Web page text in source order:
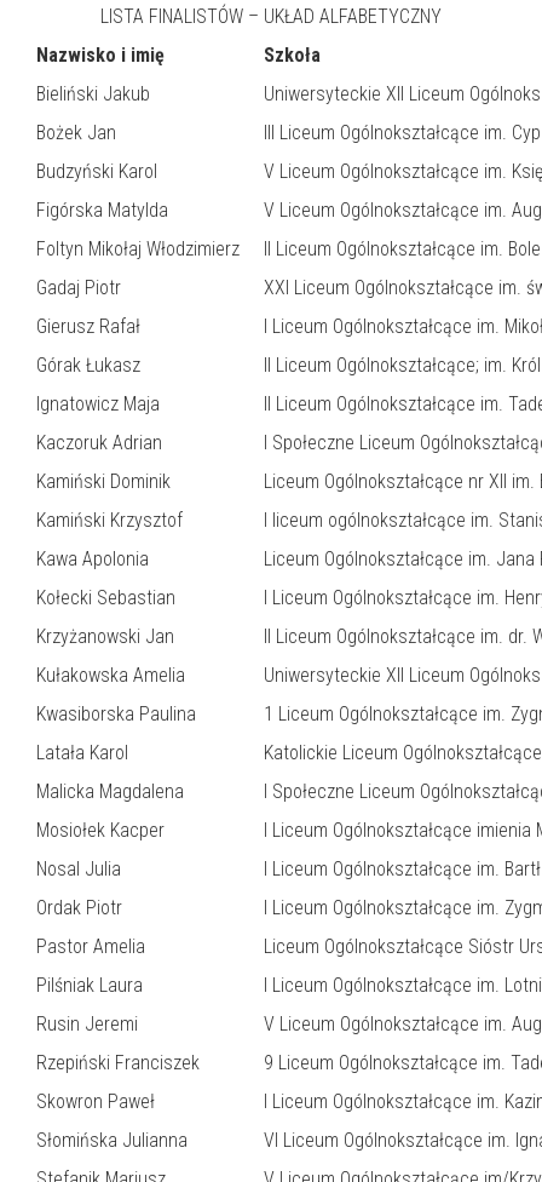
LISTA FINALISTÓW – UKŁAD ALFABETYCZNY
Nazwisko i imię
Szkoła
Bieliński Jakub
Uniwersyteckie XII Liceum
Bożek Jan
III Liceum Ogólnokształcące im.
Budzyński Karol
V Liceum Ogólnokształcące im.
Figórska Matylda
V Liceum Ogólnokształcące im.
Foltyn Mikołaj Włodzimierz
II Liceum Ogólnokształcące im.
Gadaj Piotr
XXI Liceum Ogólnokształcące im.
Gierusz Rafał
I Liceum Ogólnokształcące im.
Górak Łukasz
II Liceum Ogólnokształcące; im.
Ignatowicz Maja
II Liceum Ogólnokształcące im.
Kaczoruk Adrian
I Społeczne Liceum
Kamiński Dominik
Liceum Ogólnokształcące nr XII
Kamiński Krzysztof
I liceum ogólnokształcące im.
Kawa Apolonia
Liceum Ogólnokształcące im.
Kołecki Sebastian
I Liceum Ogólnokształcące im.
Krzyżanowski Jan
II Liceum Ogólnokształcące im. dr.
Kułakowska Amelia
Uniwersyteckie XII Liceum
Kwasiborska Paulina
1 Liceum Ogólnokształcące im.
Latała Karol
Katolickie Liceum
Malicka Magdalena
I Społeczne Liceum
Mosiołek Kacper
I Liceum Ogólnokształcące imienia
Nosal Julia
I Liceum Ogólnokształcące im.
Ordak Piotr
I Liceum Ogólnokształcące im.
Pastor Amelia
Liceum Ogólnokształcące Sióstr
Pilśniak Laura
I Liceum Ogólnokształcące im.
Rusin Jeremi
V Liceum Ogólnokształcące im.
Rzepiński Franciszek
9 Liceum Ogólnokształcące im.
Skowron Paweł
I Liceum Ogólnokształcące im.
Słomińska Julianna
VI Liceum Ogólnokształcące im.